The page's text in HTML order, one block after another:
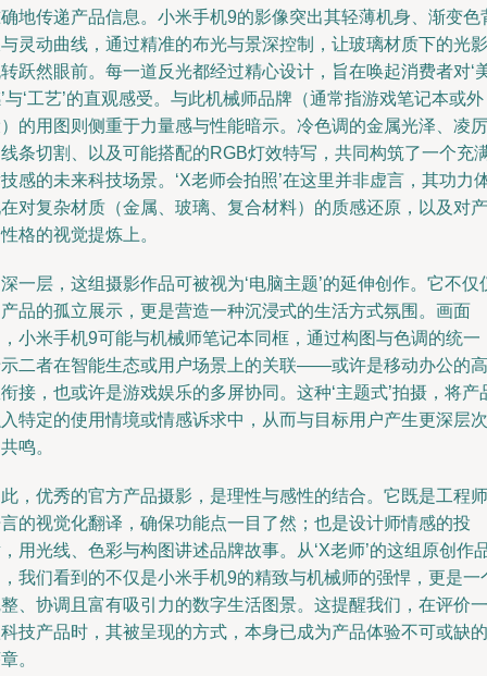
地传递产品信息。小米手机9的影像突出其轻薄机身、渐变色
灵动曲线，通过精准的布光与景深控制，让玻璃材质下的光影
跃然眼前。每一道反光都经过精心设计，旨在唤起消费者对‘
与‘工艺’的直观感受。与此机械师品牌（通常指游戏笔记本或外
的用图则侧重于力量感与性能暗示。冷色调的金属光泽、凌厉
条切割、以及可能搭配的RGB灯效特写，共同构筑了一个充
感的未来科技场景。‘X老师会拍照’在这里并非虚言，其功力
对复杂材质（金属、玻璃、复合材料）的质感还原，以及对产
格的视觉提炼上。
一层，这组摄影作品可被视为‘电脑主题’的延伸创作。它不仅
品的孤立展示，更是营造一种沉浸式的生活方式氛围。画面
小米手机9可能与机械师笔记本同框，通过构图与色调的统一
二者在智能生态或用户场景上的关联——或许是移动办公的高
接，也或许是游戏娱乐的多屏协同。这种‘主题式’拍摄，将产
特定的使用情境或情感诉求中，从而与目标用户产生更深层次
鸣。
，优秀的官方产品摄影，是理性与感性的结合。它既是工程师
的视觉化翻译，确保功能点一目了然；也是设计师情感的投
用光线、色彩与构图讲述品牌故事。从‘X老师’的这组原创作
我们看到的不仅是小米手机9的精致与机械师的强悍，更是一
、协调且富有吸引力的数字生活图景。这提醒我们，在评价一
技产品时，其被呈现的方式，本身已成为产品体验不可或缺的
。